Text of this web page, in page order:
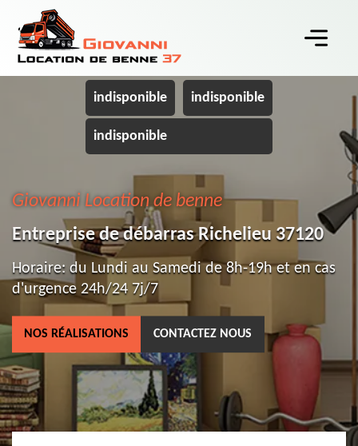
indisponible indisponible
indisponible
Giovanni Location de benne
Entreprise de débarras Richelieu 37120
Horaire: du Lundi au Samedi de 8h-19h et en cas
d'urgence 24h/24 7j/7
NOS RÉALISATIONS CONTACTEZ NOUS